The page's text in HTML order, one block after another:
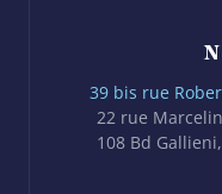
39 bis rue
22 rue
108 Bd